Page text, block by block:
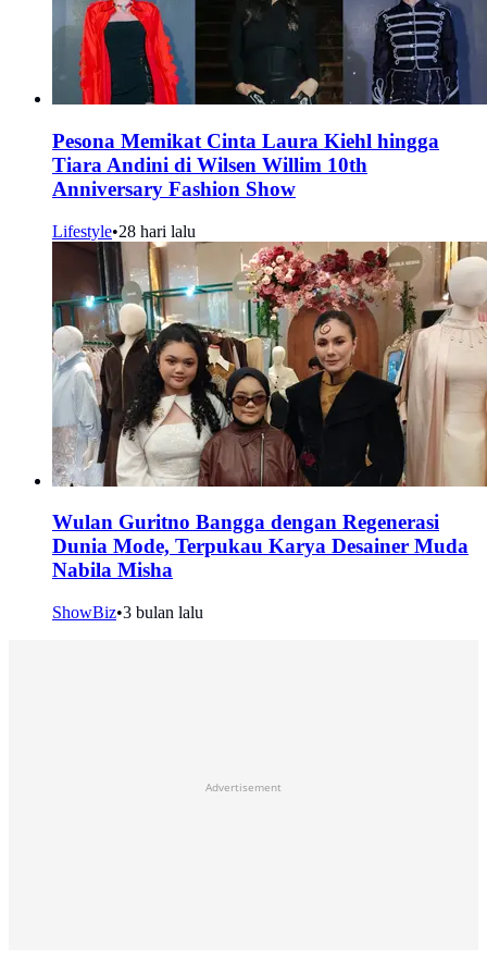
Pesona Memikat Cinta Laura Kiehl hingga
Tiara Andini di Wilsen Willim 10th
Anniversary Fashion Show
Lifestyle•28 hari lalu
Wulan Guritno Bangga dengan Regenerasi
Dunia Mode, Terpukau Karya Desainer Muda
Nabila Misha
ShowBiz•3 bulan lalu
Advertisement